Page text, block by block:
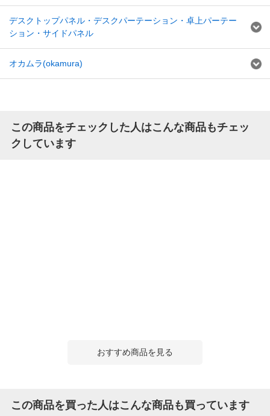
デスクトップパネル・デスクパーテーション・卓上パーテー
ション・サイドパネル
オカムラ(okamura)
この商品をチェックした人はこんな商品もチェッ
クしています
おすすめ商品を見る
この商品を買った人はこんな商品も買っています